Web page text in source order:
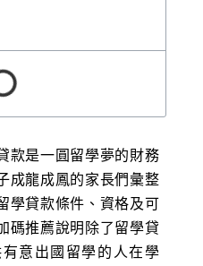
款是一圓留學夢的財務
成龍成鳳的家長們彙整
學貸款條件、資格及可
碼推薦說明除了留學貸
意出國留學的人在學